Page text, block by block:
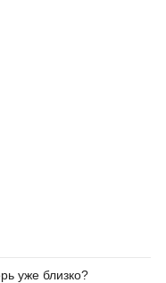
уже близко?